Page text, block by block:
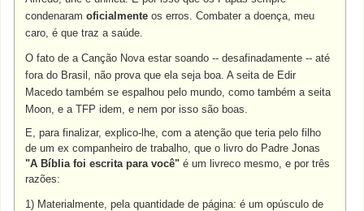
condenaramoficialmente os erros. Combater a doença, meu
caro, é que traz a saúde.
O fato de a Canção Nova estar soando -- desafinadamente -- até
fora do Brasil, não prova que ela seja boa. A seita de Edir
Macedo também se espalhou pelo mundo, como também a seita
Moon, e a TFP idem, e nem por isso são boas.
E, para finalizar, explico-lhe, com a atenção que teria pelo filho
de um ex companheiro de trabalho, que o livro do Padre Jonas
"A Bíblia foi escrita para você" é um livreco mesmo, e por três
razões:
1) Materialmente, pela quantidade de página: é um opúsculo de